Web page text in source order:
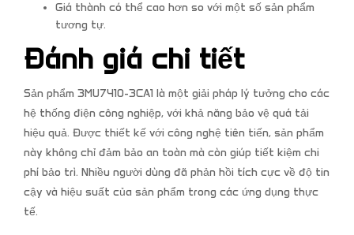
Giá thành có thể cao hơn so với một số sản phẩm
tương tự.
Đánh giá chi tiết
Sản phẩm 3MU7410-3CA1 là một giải pháp lý tưởng cho các
hệ thống điện công nghiệp, với khả năng bảo vệ quá tải
hiệu quả. Được thiết kế với công nghệ tiên tiến, sản phẩm
này không chỉ đảm bảo an toàn mà còn giúp tiết kiệm chi
phí bảo trì. Nhiều người dùng đã phản hồi tích cực về độ tin
cậy và hiệu suất của sản phẩm trong các ứng dụng thực
tế.